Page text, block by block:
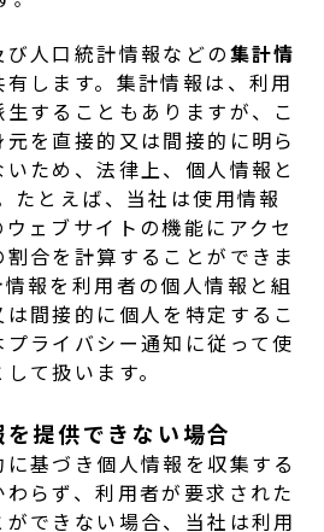
人口統計情報などの 集計情
します。集計情報は、利用
することもありますが、こ
を直接的又は間接的に明ら
ため、法律上、個人情報と
たとえば、当社は使用情報
ェブサイトの機能にアクセ
合を計算することができま
報を利用者の個人情報と組
間接的に個人を特定するこ
ライバシー通知に従って使
て扱います。
提供できない場合
基づき個人情報を収集する
らず、利用者が要求された
できない場合、当社は利用